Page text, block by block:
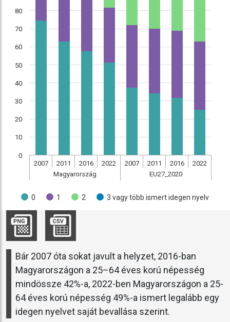
0 1 2 3 vagy több ismert idegen nyelv
2007
Magyarország
2011 2016 2022
2007
EU27_2020
2011 2016 2022
0
10
20
30
40
50
60
70
80
Bár 2007 óta sokat javult a helyzet, 2016-ban
Magyarországon a 25–64 éves korú népesség
mindössze 42%-a, 2022-ben Magyarországon a 25-
64 éves korú népesség 49%-a ismert legalább egy
idegen nyelvet saját bevallása szerint.